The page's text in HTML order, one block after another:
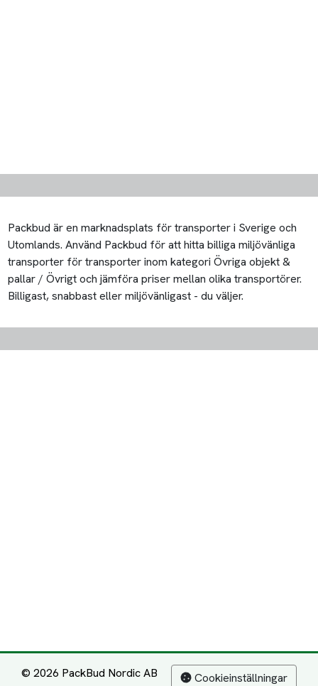
Packbud är en marknadsplats för transporter i Sverige och
Utomlands. Använd Packbud för att hitta billiga miljövänliga
transporter för transporter inom kategori Övriga objekt &
pallar / Övrigt och jämföra priser mellan olika transportörer.
Billigast, snabbast eller miljövänligast - du väljer.
© 2026 PackBud Nordic AB Cookieinställningar